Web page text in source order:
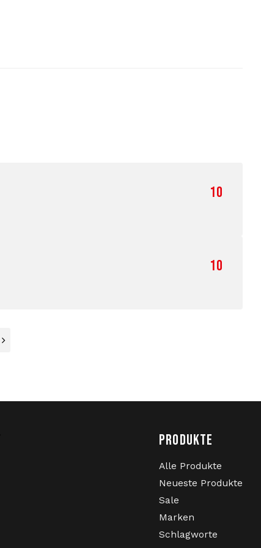
10
10
PRODUKTE
Alle Produkte
Neueste Produkte
Sale
Marken
Schlagworte